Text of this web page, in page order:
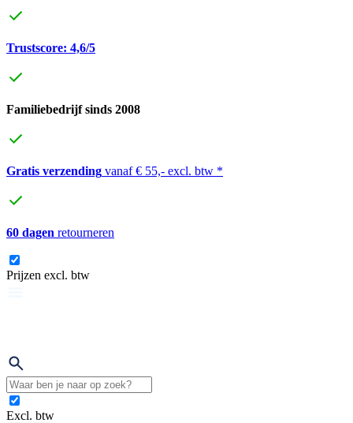
Trustscore: 4,6/5
Familiebedrijf sinds 2008
Gratis verzending vanaf € 55,- excl. btw *
60 dagen retourneren
Prijzen excl. btw
Excl. btw